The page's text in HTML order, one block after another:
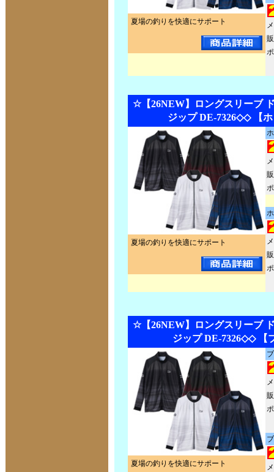
夏場の釣りを快適にサポート
☆【26NEW】ロングスリーブ
ジップ DE-7326◇◇ 【
夏場の釣りを快適にサポート
☆【26NEW】ロングスリーブ
ジップ DE-7326◇◇ 【
夏場の釣りを快適にサポート